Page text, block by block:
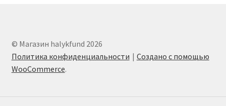
© Магазин halykfund 2026
Политика конфиденциальности
Создано с помощью
WooCommerce.